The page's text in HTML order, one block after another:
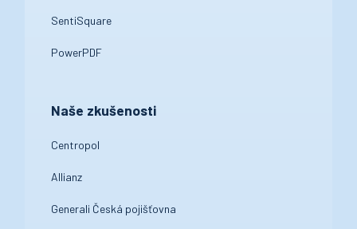
SentiSquare
PowerPDF
Naše zkušenosti
Centropol
Allianz
Generali Česká pojišťovna